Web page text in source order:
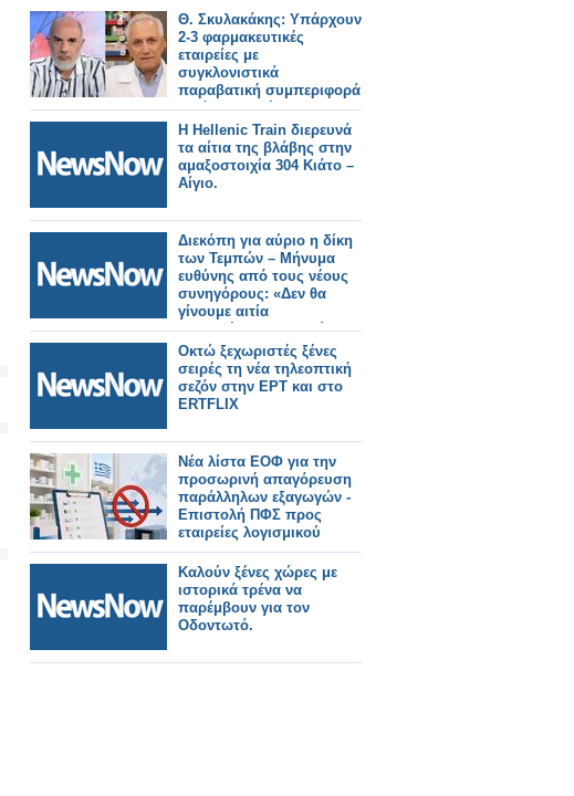
Θ. Σκυλακάκης: Υπάρχουν
2-3 φαρμακευτικές
εταιρείες με
συγκλονιστικά
παραβατική συμπεριφορά
– Κάποια πρέπει να
τιμωρηθεί
Η Hellenic Train διερευνά
τα αίτια της βλάβης στην
αμαξοστοιχία 304 Κιάτο –
Αίγιο.
Διεκόπη για αύριο η δίκη
των Τεμπών – Μήνυμα
ευθύνης από τους νέους
συνηγόρους: «Δεν θα
γίνουμε αιτία
καθυστέρησης της δίκης»
Οκτώ ξεχωριστές ξένες
σειρές τη νέα τηλεοπτική
σεζόν στην ΕΡΤ και στο
ERTFLIX
Νέα λίστα ΕΟΦ για την
προσωρινή απαγόρευση
παράλληλων εξαγωγών -
Επιστολή ΠΦΣ προς
εταιρείες λογισμικού
Καλούν ξένες χώρες με
ιστορικά τρένα να
παρέμβουν για τον
Οδοντωτό.